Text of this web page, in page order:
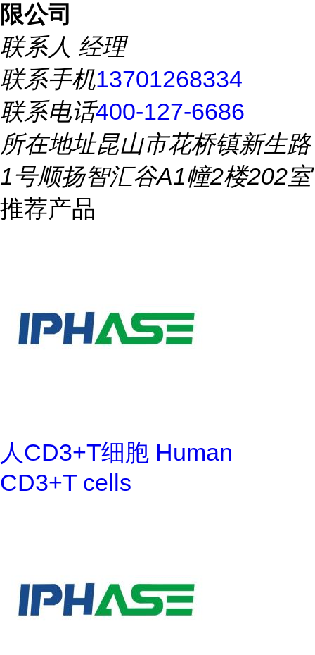
限公司
联系人 经理
联系手机13701268334
联系电话400-127-6686
所在地址昆山市花桥镇新生路
1号顺扬智汇谷A1幢2楼202室
推荐产品
人CD3+T细胞 Human
CD3+T cells